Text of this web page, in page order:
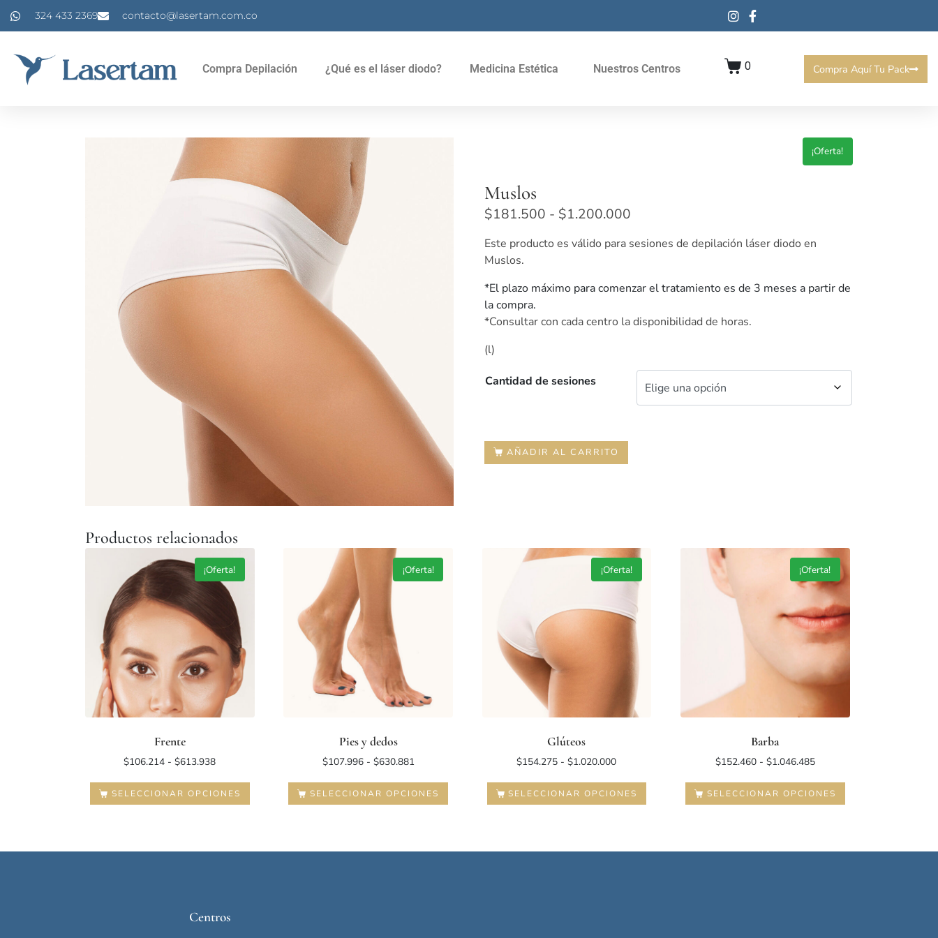
324 433 2369 contacto@lasertam.com.co
Compra Depilación ¿Qué es el láser diodo? Medicina Estética Nuestros Centros 0 Compra Aquí Tu Pack
¡Oferta!
Muslos
$181.500 - $1.200.000
Este producto es válido para sesiones de depilación láser diodo en
Muslos.
*El plazo máximo para comenzar el tratamiento es de 3 meses a partir de
la compra.
*Consultar con cada centro la disponibilidad de horas.
(l)
Cantidad de sesiones
AÑADIR AL CARRITO
Productos relacionados
¡Oferta!
Frente
$106.214 - $613.938
SELECCIONAR OPCIONES
¡Oferta!
Pies y dedos
$107.996 - $630.881
SELECCIONAR OPCIONES
¡Oferta!
Glúteos
$154.275 - $1.020.000
SELECCIONAR OPCIONES
¡Oferta!
Barba
$152.460 - $1.046.485
SELECCIONAR OPCIONES
Centros